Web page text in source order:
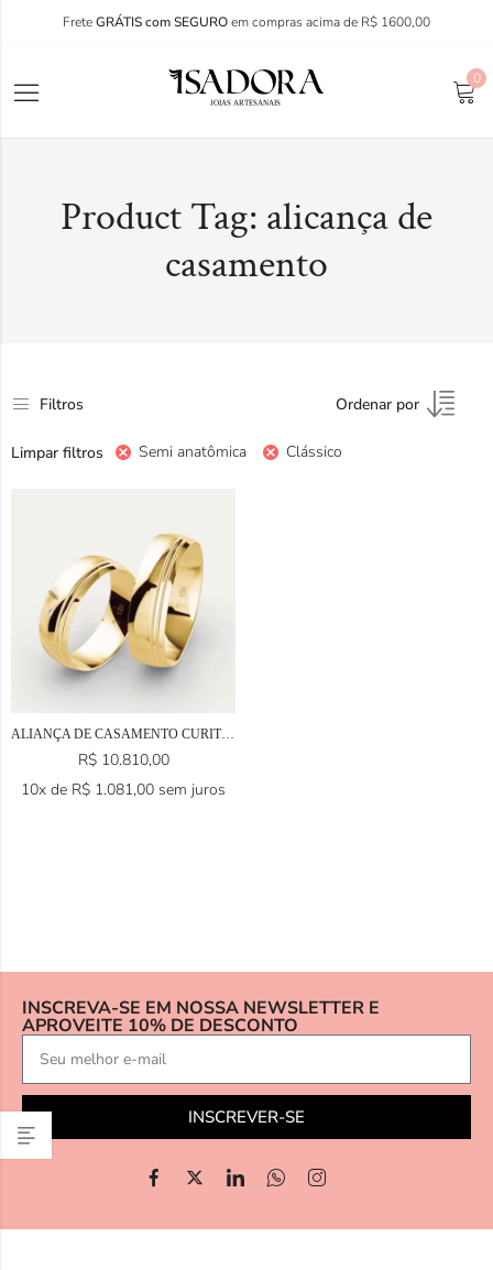
FreteGRÁTIS com SEGUROem compras acima de R$ 1600,00
0
Product Tag: alicança de
casamento
Filtros Ordenar por
Limpar filtros Semi anatômica Clássico
ALIANÇA DE CASAMENTO CURITIBA EM OURO 18K
R$10.810,00
10x de R$ 1.081,00 sem juros
INSCREVA-SE EM NOSSA NEWSLETTER E
APROVEITE 10% DE DESCONTO
INSCREVER-SE